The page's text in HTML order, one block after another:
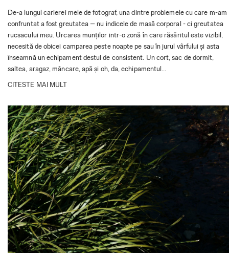
De-a lungul carierei mele de fotograf, una dintre problemele cu care m-am
confruntat a fost greutatea – nu indicele de masă corporal - ci greutatea
rucsacului meu. Urcarea munților intr-o zonă în care răsăritul este vizibil,
necesită de obicei camparea peste noapte pe sau în jurul vârfului și asta
înseamnă un echipament destul de consistent. Un cort, sac de dormit,
saltea, aragaz, mâncare, apă și oh, da, echipamentul...
CITESTE MAI MULT